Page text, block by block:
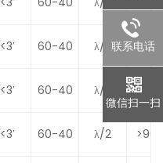
<3′ 60-40 λ/2
<3′ 60-40 λ/2
<3′ 60-40 λ/2
联系电话
微信扫一扫